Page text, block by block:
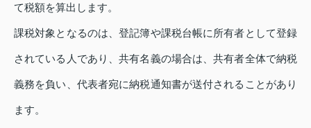
て税額を算出します。
課税対象となるのは、登記簿や課税台帳に所有者として登録
されている人であり、共有名義の場合は、共有者全体で納税
義務を負い、代表者宛に納税通知書が送付されることがあり
ます。